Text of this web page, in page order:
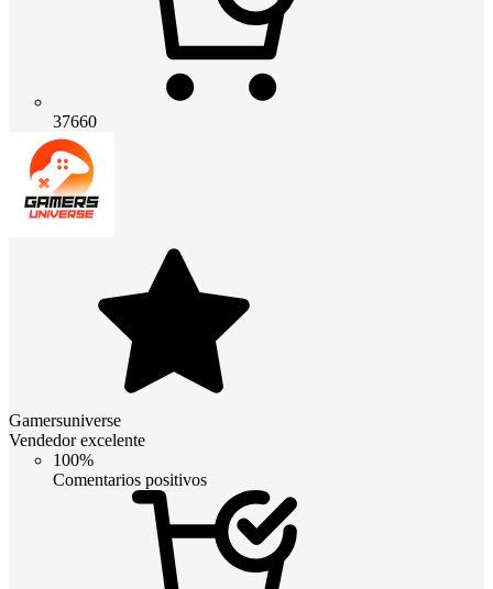
37660
Gamersuniverse
Vendedor excelente
100%
Comentarios positivos